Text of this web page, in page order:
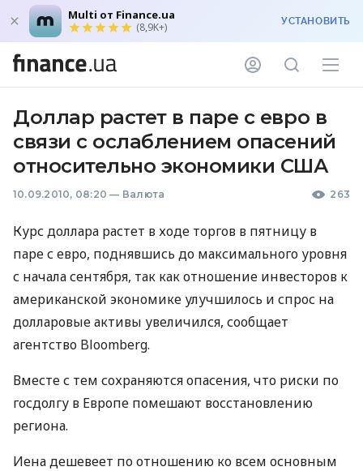
Multi от Finance.ua
(8,9K+) УСТАНОВИТЬ
Доллар растет в паре с евро в
связи с ослаблением опасений
относительно экономики США
10.09.2010, 08:20 — Валюта 263
Курс доллара растет в ходе торгов в пятницу в
паре с евро, поднявшись до максимального уровня
с начала сентября, так как отношение инвесторов к
американской экономике улучшилось и спрос на
долларовые активы увеличился, сообщает
агентство Bloomberg.
Вместе с тем сохраняются опасения, что риски по
госдолгу в Европе помешают восстановлению
региона.
Иена дешевеет по отношению ко всем основным